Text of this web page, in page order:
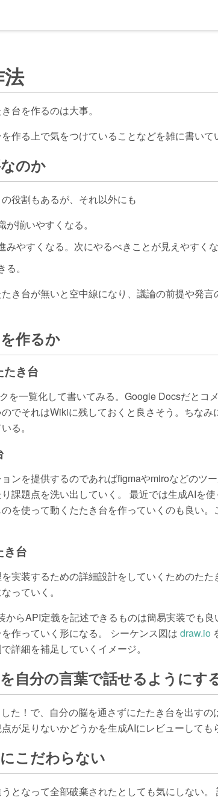
台を作るのは大事。
作る上で気をつけていることなどを雑に書いて
のか
役割もあるが、それ以外にも
揃いやすくなる。
やすくなる。次にやるべきことが見えやすくな
。
き台が無いと空中線になり、議論の前提や発
作るか
たき台
を一覧化して書いてみる。Google Docsだとコ
でそれはWikiに残しておくと良さそう。ちな
る。
ンを提供するのであればfigmaやmiroなどのツ
課題点を洗い出していく。 最近では生成AIを
を使って動くたたき台を作っていくのも良い
き台
実装するための詳細設計をしていくためのた
っていく。
らAPI定義を記述できるものは簡易実装でも
作っていく形になる。 シーケンス図は draw.io
詳細を補足していくイメージ。
自分の言葉で話せるようにす
た！で、自分の脳を通さずにたたき台を出す
が足りないかどうかを生成AIにレビューしても
こだわらない
となって全部破棄されたとしても気にしない